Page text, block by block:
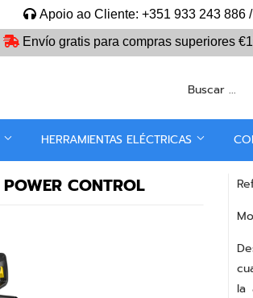
Apoio ao Cliente: +351 933 243 886
Envío gratis para compras superiores
HERRAMIENTAS ELÉCTRICAS
CONTROL
la